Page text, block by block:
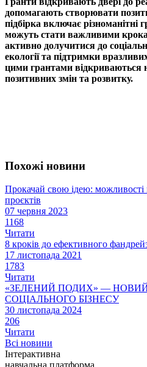
допомагають створювати
підбірка включає різноманітні
можуть стати важливими
активно долучитися до
екології та підтримки
цими грантами відкриваються
позитивних змін та розвитку.
Похожі новини
Прокачай свою ідею: можливості
проєктів
07 червня 2023
1168
Читати
8 кроків до ефективного
17 листопада 2021
1783
Читати
«ЗЕЛЕНИЙ ПОДИХ» —
СОЦІАЛЬНОГО БІЗНЕСУ
30 листопада 2024
206
Читати
Всі новини
Інтерактивна